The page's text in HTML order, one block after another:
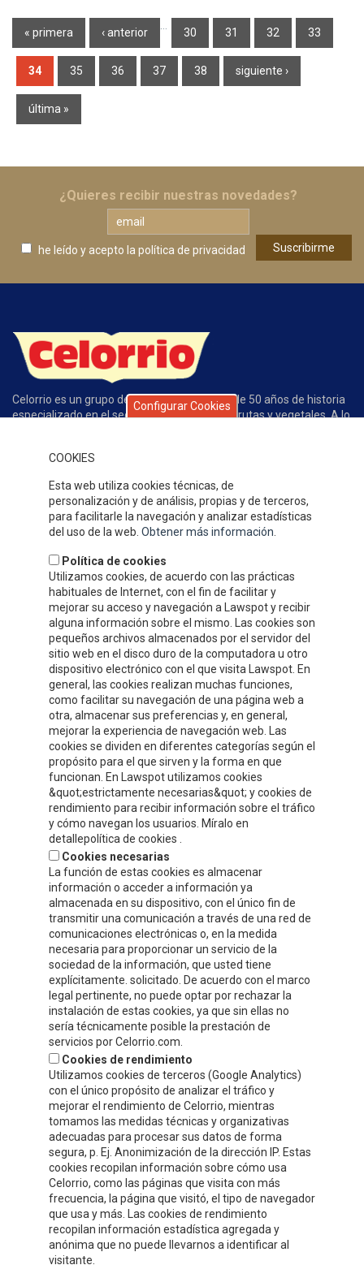
Configurar Cookies
COOKIES
Esta web utiliza cookies técnicas, de
personalización y de análisis, propias y de terceros,
para facilitarle la navegación y analizar estadísticas
del uso de la web. Obtener más información
Política de cookies
Utilizamos cookies, de acuerdo con las prácticas
habituales de Internet, con el fin de facilitar y
mejorar su acceso y navegación a Lawspot y recibir
alguna información sobre el mismo. Las cookies son
pequeños archivos almacenados por el servidor del
sitio web en el disco duro de la computadora u otro
dispositivo electrónico con el que visita Lawspot. En
general, las cookies realizan muchas funciones,
como facilitar su navegación de una página web a
otra, almacenar sus preferencias y, en general,
mejorar la experiencia de navegación web. Las
cookies se dividen en diferentes categorías según el
propósito para el que sirven y la forma en que
funcionan. En Lawspot utilizamos cookies
&quot;estrictamente necesarias&quot; y cookies de
rendimiento para recibir información sobre el tráfico
y cómo navegan los usuarios. Míralo en
detallepolítica de cookies .
Cookies necesarias
La función de estas cookies es almacenar
información o acceder a información ya
almacenada en su dispositivo, con el único fin de
transmitir una comunicación a través de una red de
comunicaciones electrónicas o, en la medida
necesaria para proporcionar un servicio de la
sociedad de la información, que usted tiene
explícitamente. solicitado. De acuerdo con el marco
legal pertinente, no puede optar por rechazar la
instalación de estas cookies, ya que sin ellas no
sería técnicamente posible la prestación de
servicios por Celorrio.com.
Cookies de rendimiento
Utilizamos cookies de terceros (Google Analytics)
con el único propósito de analizar el tráfico y
mejorar el rendimiento de Celorrio, mientras
tomamos las medidas técnicas y organizativas
adecuadas para procesar sus datos de forma
segura, p. Ej. Anonimización de la dirección IP. Estas
cookies recopilan información sobre cómo usa
Celorrio, como las páginas que visita con más
frecuencia, la página que visitó, el tipo de navegador
que usa y más. Las cookies de rendimiento
recopilan información estadística agregada y
anónima que no puede llevarnos a identificar al
visitante.
Páginas
« primera ‹ anterior 30 31 32 33
34 35 36 37 38 siguiente ›
última »
¿Quieres recibir nuestras novedades?
he leído y acepto la política de privacidad
Celorrio es un grupo de empresas con más de 50 años de historia
especializado en el sector de conservas de frutas y vegetales. A lo
permitido que gocemos de un gran prestigio y reconocimiento en
DÓNDE ESTAMOS
INFORMACIÓN DE CONTACTO
Compre y Compare S.A.U.
Polígono Tejerías Sur, Calle Torrecilla, 42
26500 - Calahorra (La Rioja)
+34 941 132 803
info@celorrio.com
ZONA PRIVADA
¡ESCRÍBENOS!
Aceptola política de protección de datos y privacidad
Autorizo el envío de información y promociones que puedan ser de
mi interés mediante los medios facilitados.